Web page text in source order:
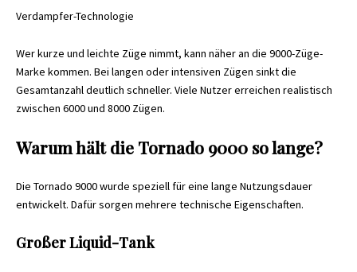
Verdampfer-Technologie
Wer kurze und leichte Züge nimmt, kann näher an die 9000-Züge-
Marke kommen. Bei langen oder intensiven Zügen sinkt die
Gesamtanzahl deutlich schneller. Viele Nutzer erreichen realistisch
zwischen 6000 und 8000 Zügen.
Warum hält die Tornado 9000 so lange?
Die Tornado 9000wurde speziell für eine lange Nutzungsdauer
entwickelt. Dafür sorgen mehrere technische Eigenschaften.
Großer Liquid-Tank